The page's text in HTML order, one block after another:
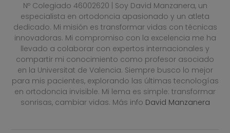
Nº Colegiado 46002620 | Soy David Manzanera, un
especialista en ortodoncia apasionado y un atleta
dedicado. Mi misión es transformar vidas con técnicas
innovadoras. Mi compromiso con la excelencia me ha
llevado a colaborar con expertos internacionales y
compartir mi conocimiento como profesor asociado
en la Universitat de Valencia. Siempre busco lo mejor
para mis pacientes, explorando las últimas tecnologías
en ortodoncia invisible. Mi lema es simple: transformar
sonrisas, cambiar vidas. Más info David Manzanera